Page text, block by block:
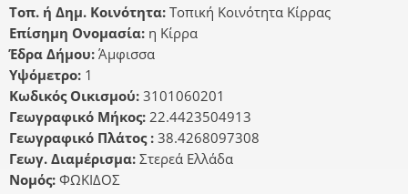
Τοπ. ή Δημ. Κοινότητα: Τοπική Κοινότητα Κίρρας
Επίσημη Ονομασία: η Κίρρα
Έδρα Δήμου: Άμφισσα
Υψόμετρο: 1
Κωδικός Οικισμού: 3101060201
Γεωγραφικό Μήκος: 22.4423504913
Γεωγραφικό Πλάτος : 38.4268097308
Γεωγ. Διαμέρισμα: Στερεά Ελλάδα
Νομός: ΦΩΚΙΔΟΣ